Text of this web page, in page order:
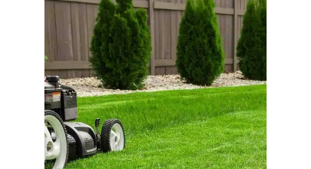
Mantenimiento de
especies vegetales
Podas de árboles
Reposiciones de
plantas
Mantenimiento de
redes de riego
Mantenimiento de
parques y jardines